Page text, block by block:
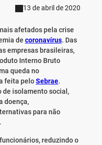
13 de abril de 2020
afetados pela crise
de coronavírus. Das
empresas brasileiras,
Interno Bruto
queda no
feita peloSebrae.
de isolamento social,
doença,
para não
reduzindo o